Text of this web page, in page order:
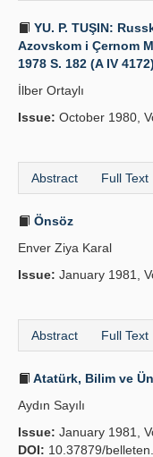
YU. P. TUŞIN:
Azovskom i Çernom
1978 S. 182 (A IV
İlber Ortaylı
Issue: October 1980,
Abstract Full Text
Önsöz
Enver Ziya Karal
Issue: January 1981,
Abstract Full Text
Atatürk, Bilim ve
Aydın Sayılı
Issue: January 1981,
DOI: 10.37879/